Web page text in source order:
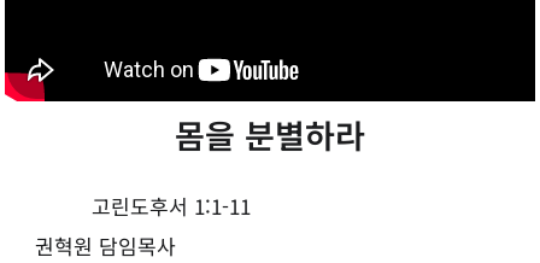
몸을 분별하라
고린도후서 1:1-11
권혁원 담임목사